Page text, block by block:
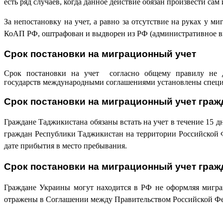
За непостановку на учет, а равно за отсутствие на руках у
КоАП РФ, оштрафован и выдворен из РФ (административное
Срок постановки на миграционный учет
Срок постановки на учет согласно общему правилу
государств международными соглашениями установлены
Срок постановки на миграционный учет
Граждане Таджикистана обязаны встать на учет в течение
граждан Республики Таджикистан на территории
дате прибытия в место пребывания.
Срок постановки на миграционный учет
Граждане Украины могут находится в РФ не оформляя
отражены в Соглашении между Правительством Российской